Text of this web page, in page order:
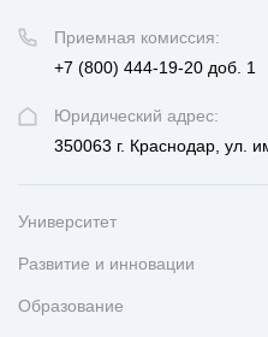
Юридический адрес:
350063 г. Краснодар, ул.
Приемная комиссия:
+7 (800) 444-19-20 доб. 1
Университет
Развитие и инновации
Образование